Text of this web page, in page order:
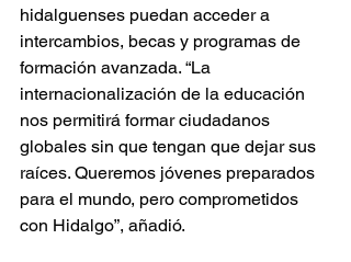
hidalguenses puedan acceder a
intercambios, becas y programas de
formación avanzada. “La
internacionalización de la educación
nos permitirá formar ciudadanos
globales sin que tengan que dejar sus
raíces. Queremos jóvenes preparados
para el mundo, pero comprometidos
con Hidalgo”, añadió.